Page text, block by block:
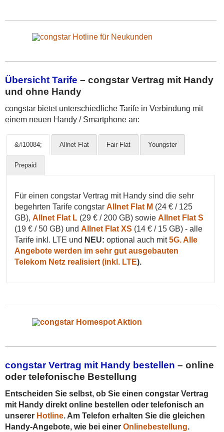
Übersicht Tarife – congstar Vertrag mit Handy
und ohne Handy
congstar bietet unterschiedliche Tarife in Verbindung mit
einem neuen Handy / Smartphone an:
&#10084; Allnet Flat Fair Flat Youngster
Prepaid
Für einen congstar Vertrag mit Handy sind die sehr
begehrten Tarife congstar Allnet Flat M (24 € / 125
GB), Allnet Flat L (29 € / 200 GB) sowie Allnet Flat S
(19 € / 50 GB) und Allnet Flat XS (14 € / 15 GB) - alle
Tarife inkl. LTE und NEU: optional auch mit5G. Alle
Angebote werden im sehr gut ausgebauten
Telekom Netz realisiert (inkl. LTE).
congstar Vertrag mit Handy bestellen – online
oder telefonische Bestellung
Entscheiden Sie selbst, ob Sie einen congstar Vertrag
mit Handy direkt online bestellen oder telefonisch an
unserer Hotline. Am Telefon erhalten Sie die gleichen
Handy-Angebote, wie bei einer Onlinebestellung.